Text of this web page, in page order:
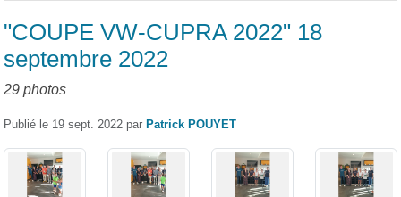
"COUPE VW-CUPRA 2022" 18
septembre 2022
29 photos
Publié le 19 sept. 2022 par Patrick POUYET